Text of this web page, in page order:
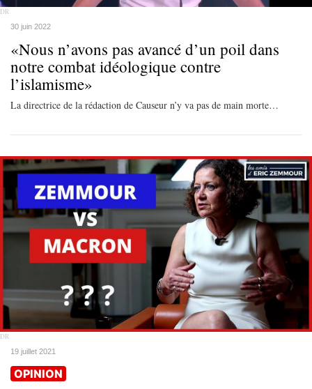
DR
30 juin 2022
«Nous n’avons pas avancé d’un poil dans
notre combat idéologique contre
l’islamisme»
La directrice de la rédaction de Causeur n’y va pas de main morte…
DR
19 juillet 2021
OPINION